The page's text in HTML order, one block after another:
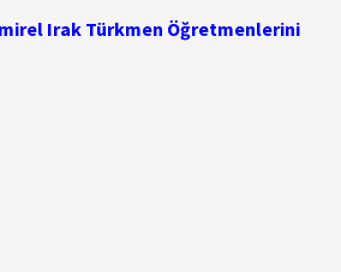
Irak Türkmen Öğretmenlerini